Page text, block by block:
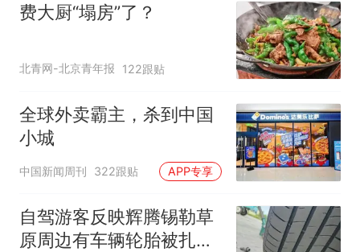
费大厨“塌房”了？
北青网-北京青年报 122跟贴
全球外卖霸主，杀到中国
小城
中国新闻周刊 322跟贴 APP专享
自驾游客反映辉腾锡勒草
原周边有车辆轮胎被扎，